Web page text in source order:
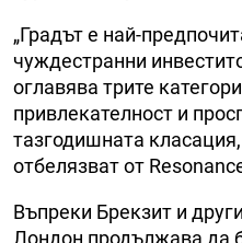
„Градът е най-
чуждестранни
оглавява трите
привлекателност и
тазгодишната
отбелязват от
Въпреки Брекзит и